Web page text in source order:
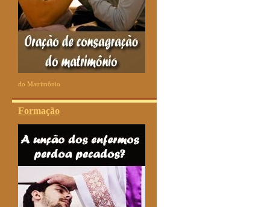
do Matrimônio
Formação